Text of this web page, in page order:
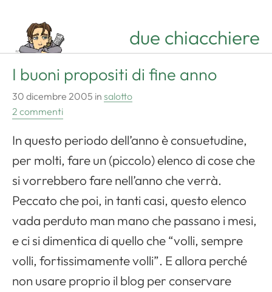
due chiacchiere
I buoni propositi di fine anno
30 dicembre 2005 in salotto
2 commenti
In questo periodo dell’anno è consuetudine,
per molti, fare un (piccolo) elenco di cose che
si vorrebbero fare nell’anno che verrà.
Peccato che poi, in tanti casi, questo elenco
vada perduto man mano che passano i mesi,
e ci si dimentica di quello che “volli, sempre
volli, fortissimamente volli”. E allora perché
non usare proprio il blog per conservare